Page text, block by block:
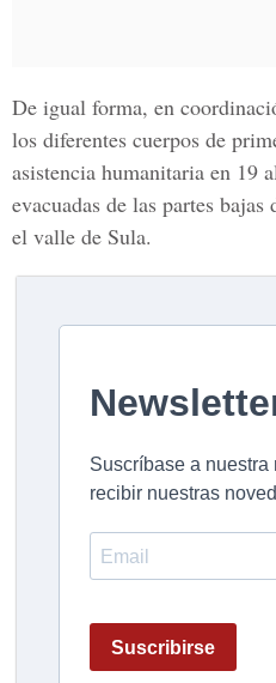
De igual forma, en
los diferentes cuerpos de
asistencia humanitaria en 19
evacuadas de las partes
el valle de Sula.